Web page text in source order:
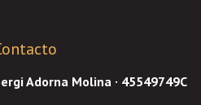
Adorna Molina · 45549749C